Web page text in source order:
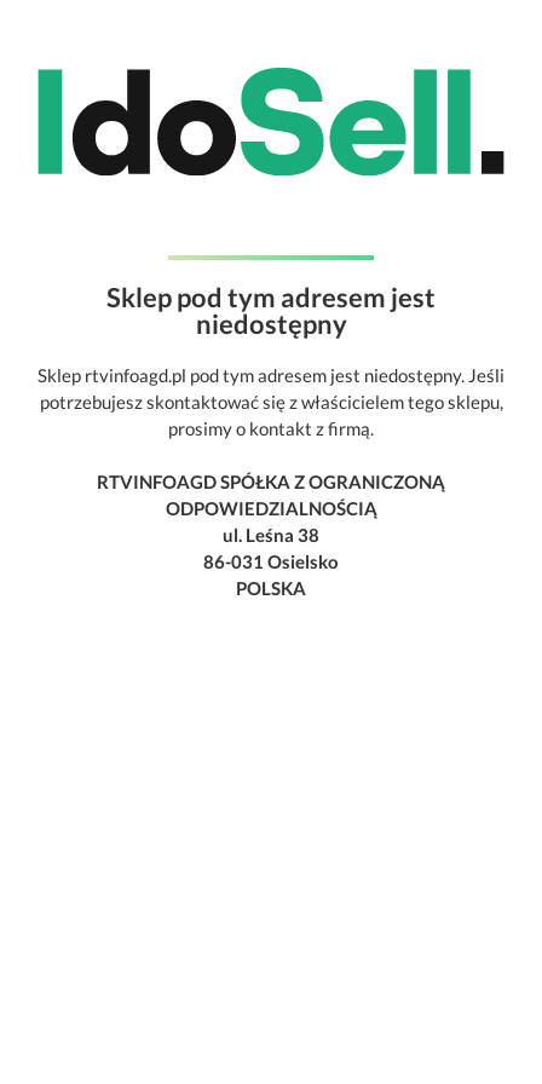
Sklep pod tym adresem jest
niedostępny
Sklep rtvinfoagd.pl pod tym adresem jest niedostępny. Jeśli
potrzebujesz skontaktować się z właścicielem tego sklepu,
prosimy o kontakt z firmą.
RTVINFOAGD SPÓŁKA Z OGRANICZONĄ
ODPOWIEDZIALNOŚCIĄ
ul. Leśna 38
86-031 Osielsko
POLSKA